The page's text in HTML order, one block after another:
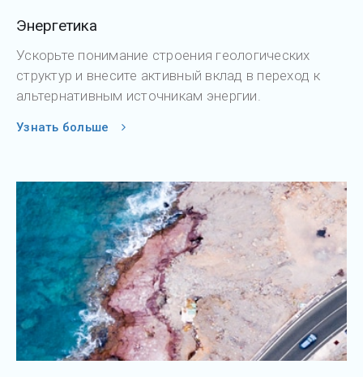
Энергетика
Ускорьте понимание строения геологических
структур и внесите активный вклад в переход к
альтернативным источникам энергии.
Узнать больше